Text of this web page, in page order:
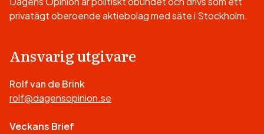
privatägt oberoende aktiebolag med säte i Stockholm.
Ansvarig utgivare
Rolf van de Brink
rolf@dagensopinion.se
Veckans Brief